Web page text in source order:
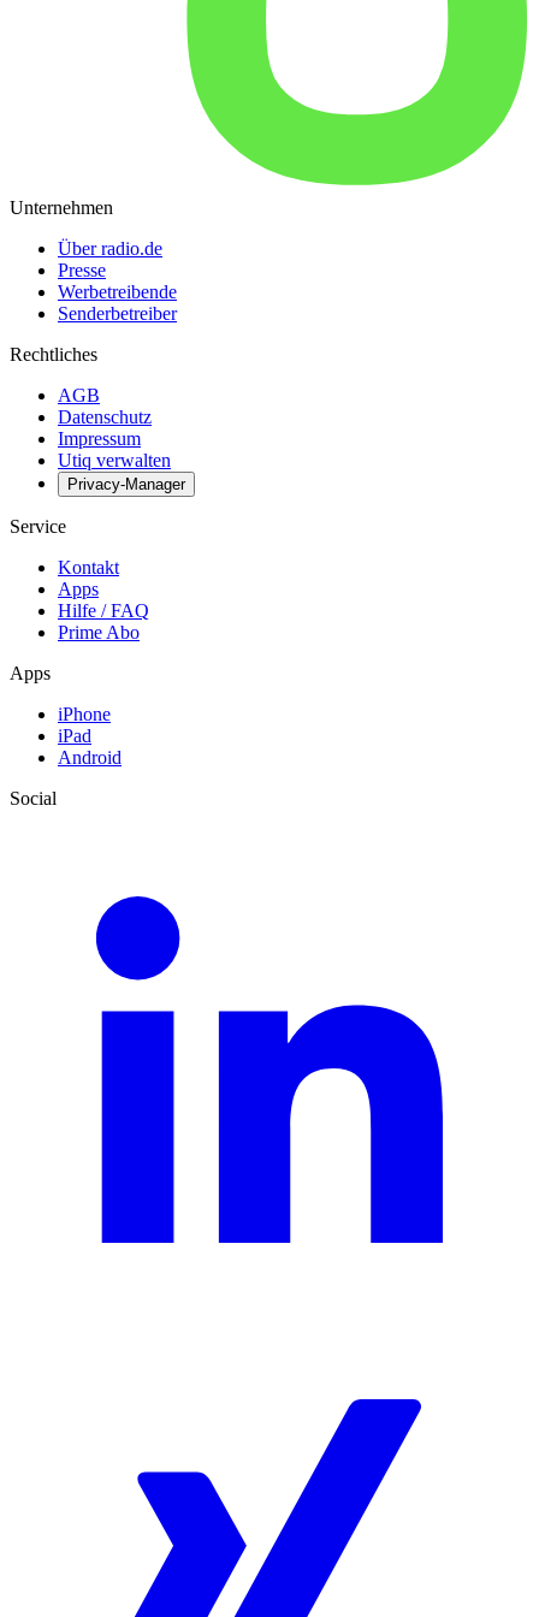
Unternehmen
Über radio.de
Presse
Werbetreibende
Senderbetreiber
Rechtliches
AGB
Datenschutz
Impressum
Utiq verwalten
Privacy-Manager
Service
Kontakt
Apps
Hilfe / FAQ
Prime Abo
Apps
iPhone
iPad
Android
Social